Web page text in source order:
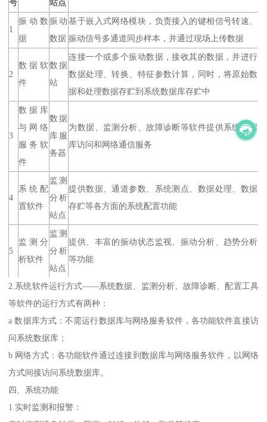
号 站点
1
振动数
据
振动
数据
基于嵌入式网络模块，负责接入的键相信号转速、
振动信号多通道同步样本，并通过现场上传数据
2
数据软
件
数据
站
连接一个或多个振动数据，接收其的数据，并进行
数据处理、转换、特征参数计算，同时，将原始数
据和处理数据存贮到系统数据库存贮中
3
数据库
与网络
服务软
件
数据
库服
务器
为数据、监测分析、故障诊断等软件提供系统数据
库访问和网络通信服务
4
系统配
置软件
监测
分析
站点
提供数据、通道参数、系统测点、数据处理、数据
存贮等各方面的系统配置功能
5
监测分
析软件
监测
分析
站点
提供、丰富的振动状态监视、振动分析、趋势分析
等功能
2.系统软件运行方式——系统数据、监测分析、故障诊断、配置工具
等软件的运行方式有两种：
a 数据库方式：不需运行数据库与网络服务软件，各功能软件直接访
问系统数据库；
b 网络方式：各功能软件通过连接到数据库与网络服务软件，以网络
方式间接访问系统数据库。
四、系统功能
1.实时监测和报警：